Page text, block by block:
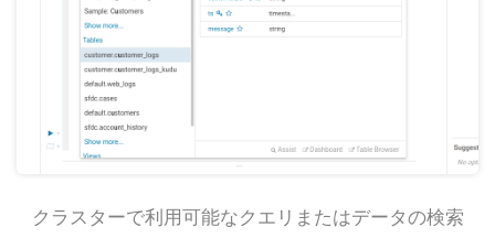
クラスターで利用可能なクエリまたはデータの検索